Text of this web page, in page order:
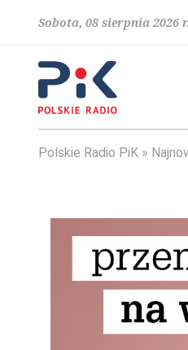
Sobota, 08 sierpnia
Polskie Radio PiK